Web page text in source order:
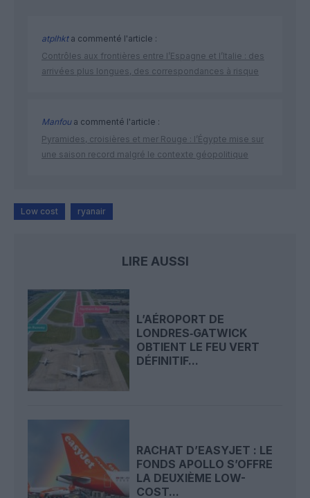
atplhkta commenté l'article :
Contrôles aux frontières entre l’Espagne et l’Italie : des
arrivées plus longues, des correspondances à risque
Manfoua commenté l'article :
Pyramides, croisières et mer Rouge : l’Égypte mise sur
une saison record malgré le contexte géopolitique
Low cost ryanair
LIRE AUSSI
L’AÉROPORT DE
LONDRES‑GATWICK
OBTIENT LE FEU VERT
DÉFINITIF...
RACHAT D’EASYJET : LE
FONDS APOLLO S’OFFRE
LA DEUXIÈME LOW-
COST...